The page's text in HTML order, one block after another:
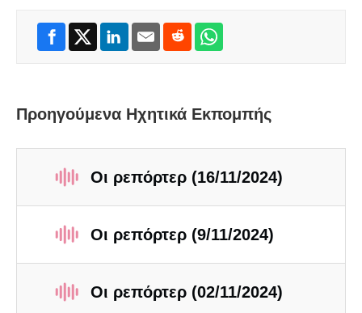
Προηγούμενα Ηχητικά Εκπομπής
Οι ρεπόρτερ (16/11/2024)
Οι ρεπόρτερ (9/11/2024)
Οι ρεπόρτερ (02/11/2024)